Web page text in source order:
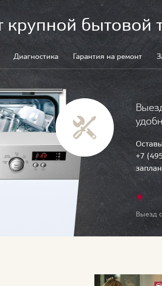
крупной бытовой
Диагностика Гарантия на ремонт
+7
Выезд